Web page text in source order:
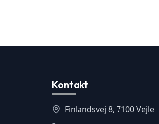
Kontakt
Finlandsvej 8, 7100 Vejle